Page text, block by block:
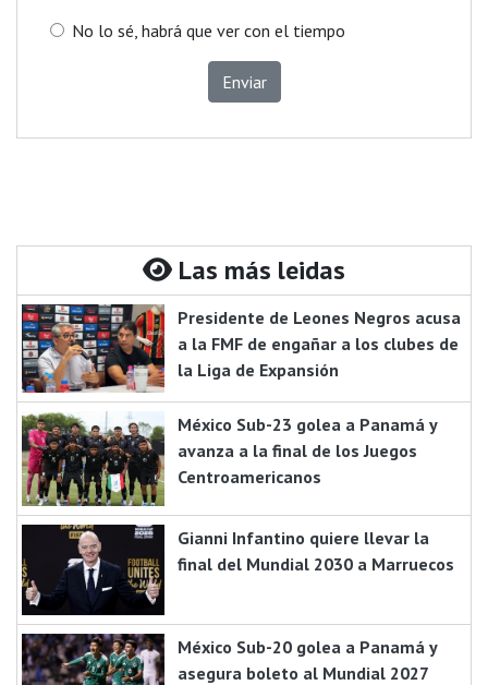
No lo sé, habrá que ver con el tiempo
Enviar
Las más leidas
Presidente de Leones Negros acusa
a la FMF de engañar a los clubes de
la Liga de Expansión
México Sub-23 golea a Panamá y
avanza a la final de los Juegos
Centroamericanos
Gianni Infantino quiere llevar la
final del Mundial 2030 a Marruecos
México Sub-20 golea a Panamá y
asegura boleto al Mundial 2027